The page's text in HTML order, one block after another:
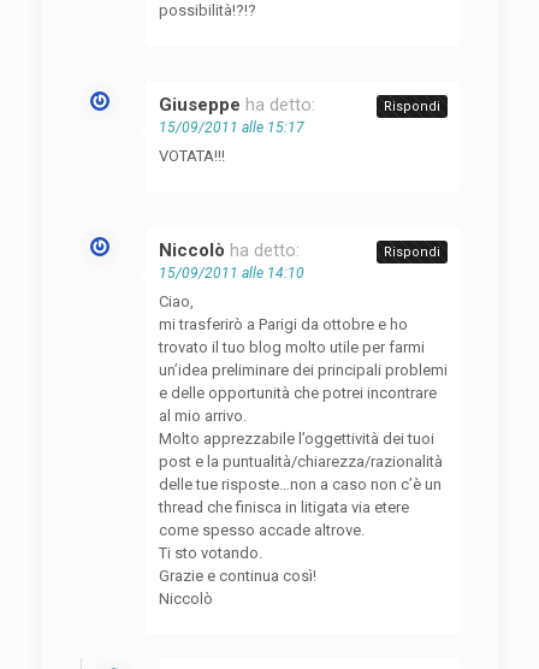
possibilità!?!?
Giuseppe ha detto:
15/09/2011 alle 15:17
VOTATA!!!
Rispondi
Niccolò ha detto:
15/09/2011 alle 14:10
Ciao,
mi trasferirò a Parigi da ottobre e ho
trovato il tuo blog molto utile per farmi
un’idea preliminare dei principali problemi
e delle opportunità che potrei incontrare
al mio arrivo.
Molto apprezzabile l’oggettività dei tuoi
post e la puntualità/chiarezza/razionalità
delle tue risposte…non a caso non c’è un
thread che finisca in litigata via etere
come spesso accade altrove.
Ti sto votando.
Grazie e continua così!
Niccolò
Rispondi